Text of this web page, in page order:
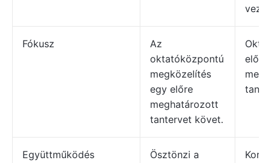
Fókusz
Az
oktatóközpontú
megközelítés
egy előre
meghatározott
tantervet követ.
előre
Együttműködés
Ösztönzi a